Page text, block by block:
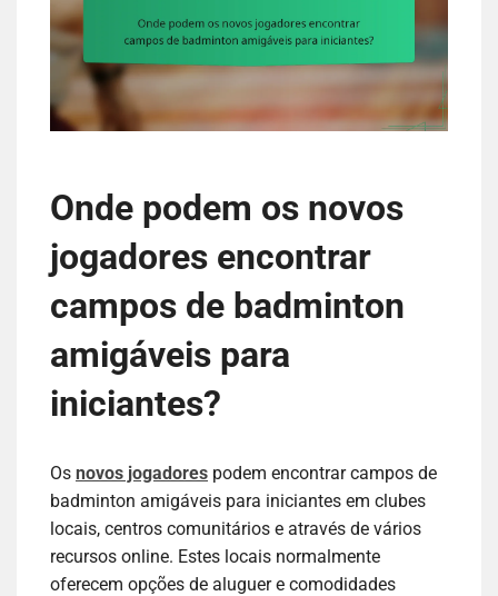
Onde podem os novos
jogadores encontrar
campos de badminton
amigáveis para
iniciantes?
Os novos jogadores podem encontrar campos de
badminton amigáveis para iniciantes em clubes
locais, centros comunitários e através de vários
recursos online. Estes locais normalmente
oferecem opções de aluguer e comodidades